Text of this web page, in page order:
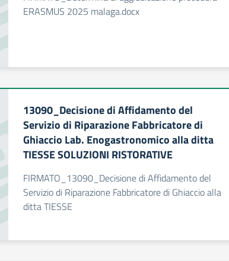
ERASMUS 2025 malaga.docx
13090_Decisione di Affidamento del
Servizio di Riparazione Fabbricatore di
Ghiaccio Lab. Enogastronomico alla ditta
TIESSE SOLUZIONI RISTORATIVE
FIRMATO_13090_Decisione di Affidamento del
Servizio di Riparazione Fabbricatore di Ghiaccio alla
ditta TIESSE